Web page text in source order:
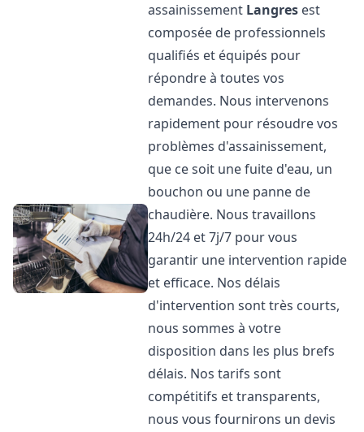
assainissement Langres est
composée de professionnels
qualifiés et équipés pour
répondre à toutes vos
demandes. Nous intervenons
rapidement pour résoudre vos
problèmes d'assainissement,
que ce soit une fuite d'eau, un
bouchon ou une panne de
chaudière. Nous travaillons
24h/24 et 7j/7 pour vous
garantir une intervention rapide
et efficace. Nos délais
d'intervention sont très courts,
nous sommes à votre
disposition dans les plus brefs
délais. Nos tarifs sont
compétitifs et transparents,
nous vous fournirons un devis